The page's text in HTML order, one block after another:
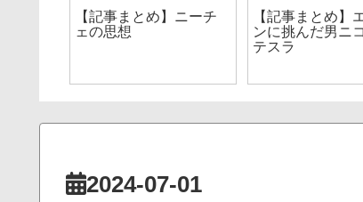
【記事まとめ】ニーチ
ェの思想
【記事まとめ】
ンに挑んだ男ニ
テスラ
2024-07-01